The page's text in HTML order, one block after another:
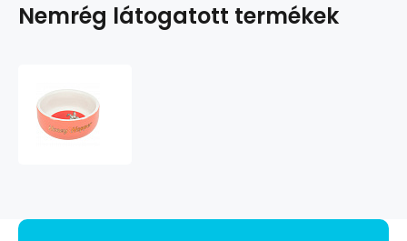
Nemrég látogatott termékek